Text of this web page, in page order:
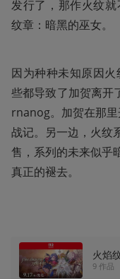
发行了，那作火纹
纹章：暗黑的巫女。
因为种种未知原因
些都导致了加贺离开
rnanog。加贺在那
战记。另一边，火纹
售，系列的未来似乎
真正的褪去。
火焰
9 作品